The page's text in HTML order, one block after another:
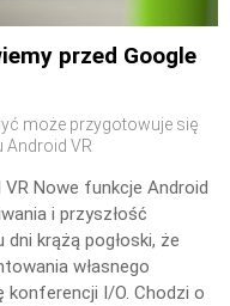
przed Google
może przygotowuje się
Android VR
Nowe funkcje Android
i przyszłość
krążą pogłoski, że
własnego
konferencji I/O. Chodzi o